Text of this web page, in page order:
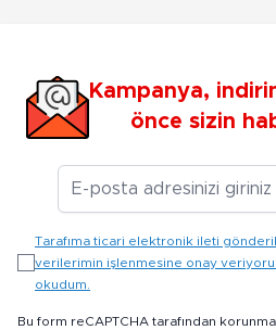
Kampanya,
önce sizin
E-
Tarafıma ticari elektronik ileti
verilerimin işlenmesine onay
okudum.
Bu form reCAPTCHA tarafından